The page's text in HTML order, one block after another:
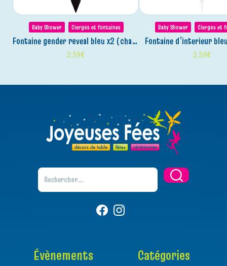
Baby Shower Cierges et fontaines
fontaine gender reveal bleu x2 (changement d’effet)
2,59€
Baby Shower Cierges et
fontaine d’interieur
2,59€
Évènements Catégories